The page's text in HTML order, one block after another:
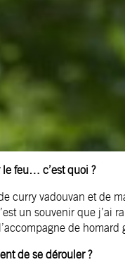
le feu… c’est quoi ?
curry vadouvan et de
un souvenir que j’ai
de homard
de se dérouler ?